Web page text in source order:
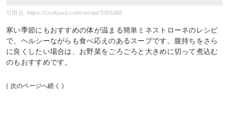
引用元: https://cookpad.com/recipe/3356368
寒い季節にもおすすめの体が温まる簡単ミネストローネのレシピ
で、ヘルシーながらも食べ応えのあるスープです。腹持ちをさら
に良くしたい場合は、お野菜をごろごろと大きめに切って煮込む
のもおすすめです。
( 次のページへ続く )